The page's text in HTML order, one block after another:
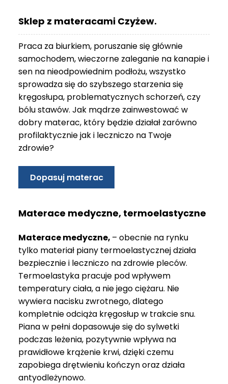
Sklep z materacami Czyżew.
Praca za biurkiem, poruszanie się głównie
samochodem, wieczorne zaleganie na kanapie i
sen na nieodpowiednim podłożu, wszystko
sprowadza się do szybszego starzenia się
kręgosłupa, problematycznych schorzeń, czy
bólu stawów. Jak mądrze zainwestować w
dobry materac, który będzie działał zarówno
profilaktycznie jak i leczniczo na Twoje
zdrowie?
Dopasuj materac
Materace medyczne, termoelastyczne
Materace medyczne, – obecnie na rynku
tylko materiał piany termoelastycznej działa
bezpiecznie i leczniczo na zdrowie pleców.
Termoelastyka pracuje pod wpływem
temperatury ciała, a nie jego ciężaru. Nie
wywiera nacisku zwrotnego, dlatego
kompletnie odciąża kręgosłup w trakcie snu.
Piana w pełni dopasowuje się do sylwetki
podczas leżenia, pozytywnie wpływa na
prawidłowe krążenie krwi, dzięki czemu
zapobiega drętwieniu kończyn oraz działa
antyodleżynowo.